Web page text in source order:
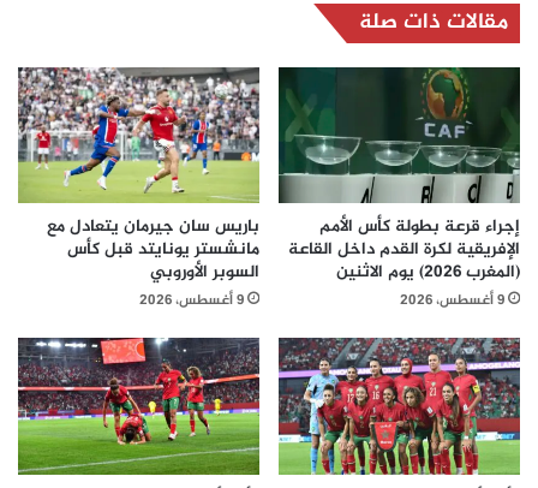
مقالات ذات صلة
إجراء قرعة بطولة كأس الأمم
الإفريقية لكرة القدم داخل القاعة
(المغرب 2026) يوم الاثنين
9 أغسطس، 2026
باريس سان جيرمان يتعادل مع
مانشستر يونايتد قبل كأس
السوبر الأوروبي
9 أغسطس، 2026